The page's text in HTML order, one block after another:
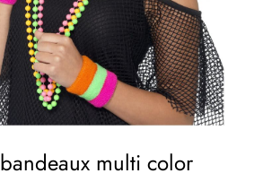
bandeaux multi color